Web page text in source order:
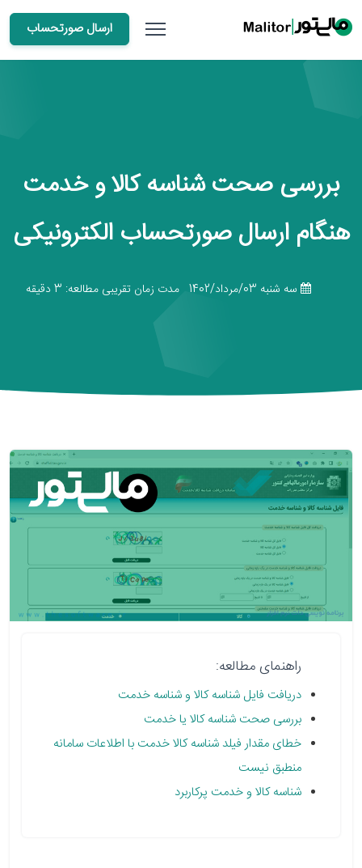
ارسال صورتحساب
بررسی صحت شناسه کالا و خدمت
هنگام ارسال صورتحساب الکترونیکی
سه شنبه 03/مرداد/1402 مدت زمان تقریبی مطالعه: 3 دقیقه
راهنمای مطالعه:
دریافت فایل شناسه کالا و شناسه خدمت
بررسی صحت شناسه کالا یا خدمت
خطای مقدار فیلد شناسه کالا خدمت با اطلاعات سامانه
منطبق نیست
شناسه کالا و خدمت پرکاربرد